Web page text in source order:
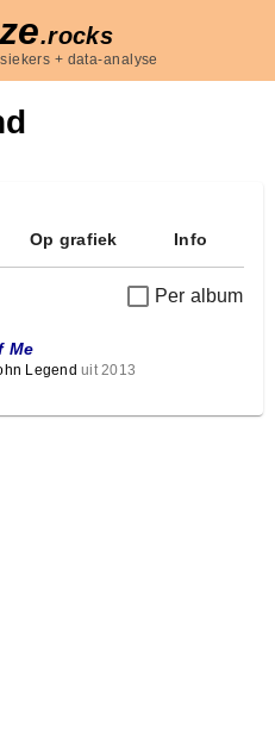
.rocks
+ data-analyse
Op grafiek Info
Per album
Me
Legend uit 2013